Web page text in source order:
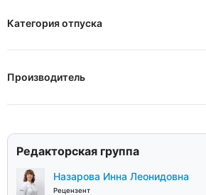
Категория отпуска
Производитель
Редакторская группа
Назарова Инна Леонидовна
Рецензент